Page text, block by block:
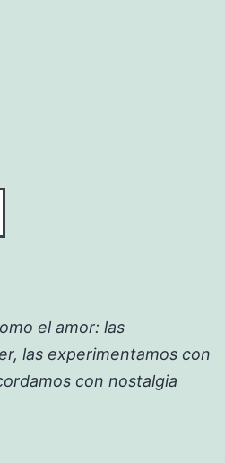
el amor: las
las experimentamos con
con nostalgia